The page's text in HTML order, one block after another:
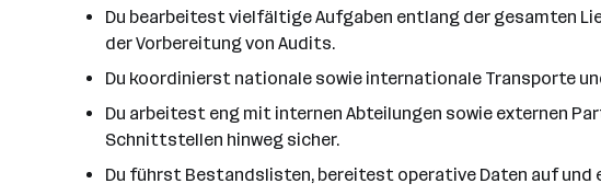
Du bearbeitest vielfältige Aufgaben entlang der gesamten
der Vorbereitung von Audits.
Du koordinierst nationale sowie internationale Transporte
Du arbeitest eng mit internen Abteilungen sowie externen
Schnittstellen hinweg sicher.
Du führst Bestandslisten, bereitest operative Daten auf